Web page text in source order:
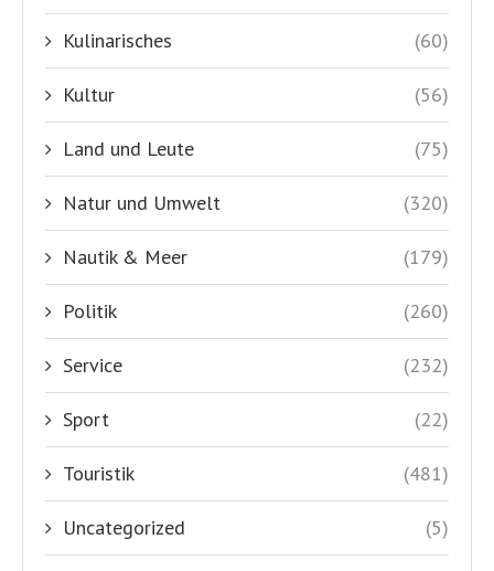
Kulinarisches (60)
Kultur (56)
Land und Leute (75)
Natur und Umwelt (320)
Nautik & Meer (179)
Politik (260)
Service (232)
Sport (22)
Touristik (481)
Uncategorized (5)